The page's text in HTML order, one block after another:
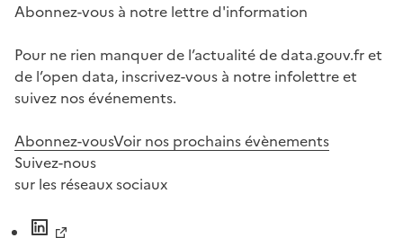
Abonnez-vous à notre lettre d'information
Pour ne rien manquer de l’actualité de data.gouv.fr et
de l’open data, inscrivez-vous à notre infolettre et
suivez nos événements.
Abonnez-vousVoir nos prochains évènements
Suivez-nous
sur les réseaux sociaux